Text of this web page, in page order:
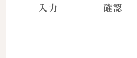
入力 確認